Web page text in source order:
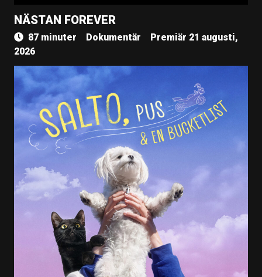
NÄSTAN FOREVER
87 minuter Dokumentär
Premiär 21 augusti,
2026